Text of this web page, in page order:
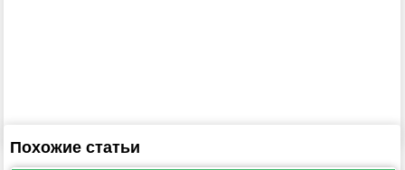
Похожие статьи